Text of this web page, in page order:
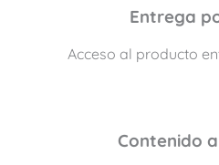
Entrega
Acceso al producto
Contenido